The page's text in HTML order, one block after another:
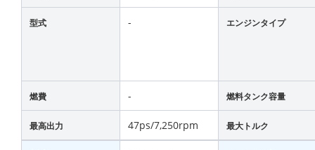
型式 - エンジンタイプ
燃費 - 燃料タンク容量
最高出力 47ps/7,250rpm 最大トルク